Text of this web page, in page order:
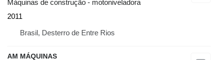
Máquinas de construção - motoniveladora
2011
Brasil, Desterro de Entre Rios
AM MÁQUINAS